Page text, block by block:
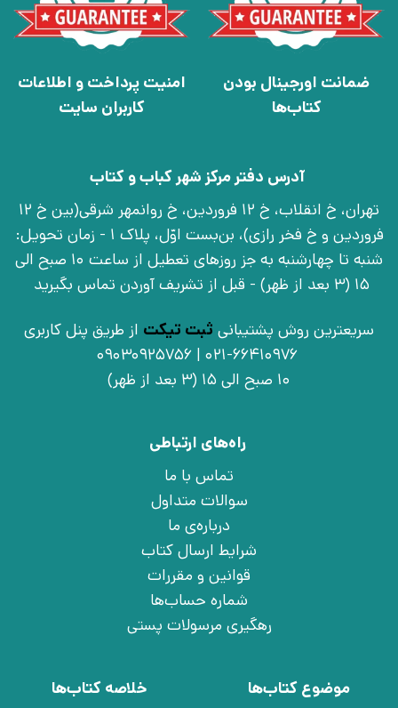
ضمانت اورجینال بودن
کتاب‌ها
امنیت پرداخت و اطلاعات
کاربران سایت
آدرس دفتر مرکز شهر کباب و کتاب
تهران، خ انقلاب، خ 12 فروردین، خ روانمهر شرقی(بین خ 12
فروردین و خ فخر رازی)، بن‌بست اوّل، پلاک 1 - زمان تحویل:
شنبه تا چهارشنبه به جز روزهای تعطیل از ساعت 10 صبح الی
15 (3 بعد از ظهر) - قبل از تشریف آوردن تماس بگیرید
سریعترین روش پشتیبانی ثبت تیکت از طریق پنل کاربری
021-66410976 | 09030925756
10 صبح الی 15 (3 بعد از ظهر)
راه‌های ارتباطی
تماس با ما
سوالات متداول
درباره‌ی ما
شرایط ارسال کتاب
قوانین و مقررات
شماره حساب‌ها
رهگیری مرسولات پستی
موضوع کتاب‌ها
خلاصه کتاب‌ها